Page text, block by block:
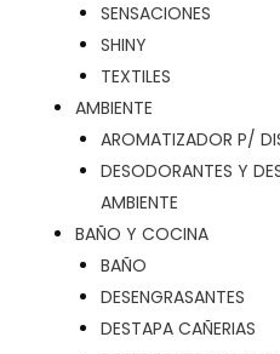
SENSACIONES
SHINY
TEXTILES
AMBIENTE
AROMATIZADOR P/
DESODORANTES Y
AMBIENTE
BAÑO Y COCINA
BAÑO
DESENGRASANTES
DESTAPA CAÑERIAS